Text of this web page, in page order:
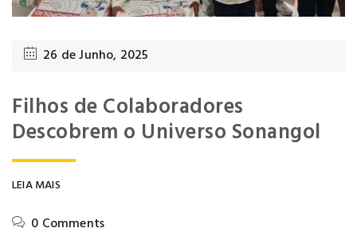
26 de Junho, 2025
Filhos de Colaboradores
Descobrem o Universo Sonangol
LEIA MAIS
0 Comments